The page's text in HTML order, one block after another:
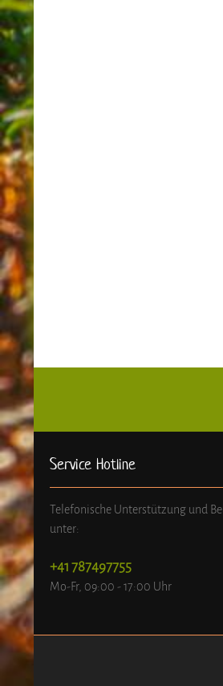
Service Hotline
Telefonische Unterstützung und
unter:
+41 787497755
Mo-Fr, 09:00 - 17:00 Uhr